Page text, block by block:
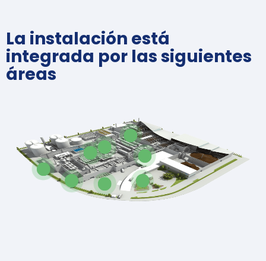
La instalación está
integrada por las siguientes
áreas